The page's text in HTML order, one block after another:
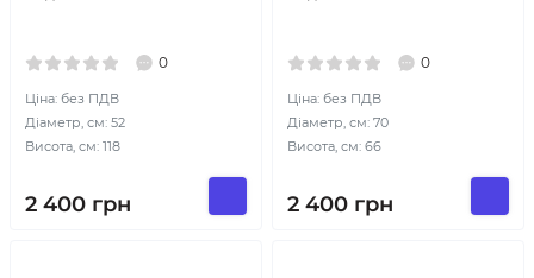
0
Ціна: без ПДВ
Діаметр, см: 52
Висота, см: 118
2 400 грн
0
Ціна: без ПДВ
Діаметр, см: 70
Висота, см: 66
2 400 грн